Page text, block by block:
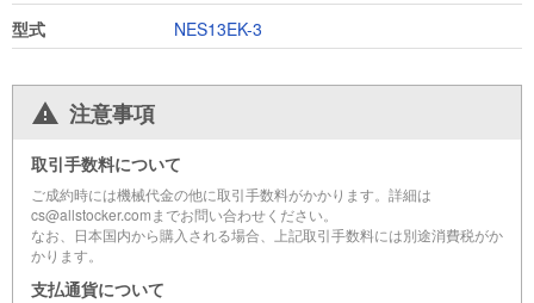
型式
NES13EK-3
注意事項
取引手数料について
ご成約時には機械代金の他に取引手数料がかかります。詳細は
cs@allstocker.comまでお問い合わせください。
なお、日本国内から購入される場合、上記取引手数料には別途消費税がか
かります。
支払通貨について